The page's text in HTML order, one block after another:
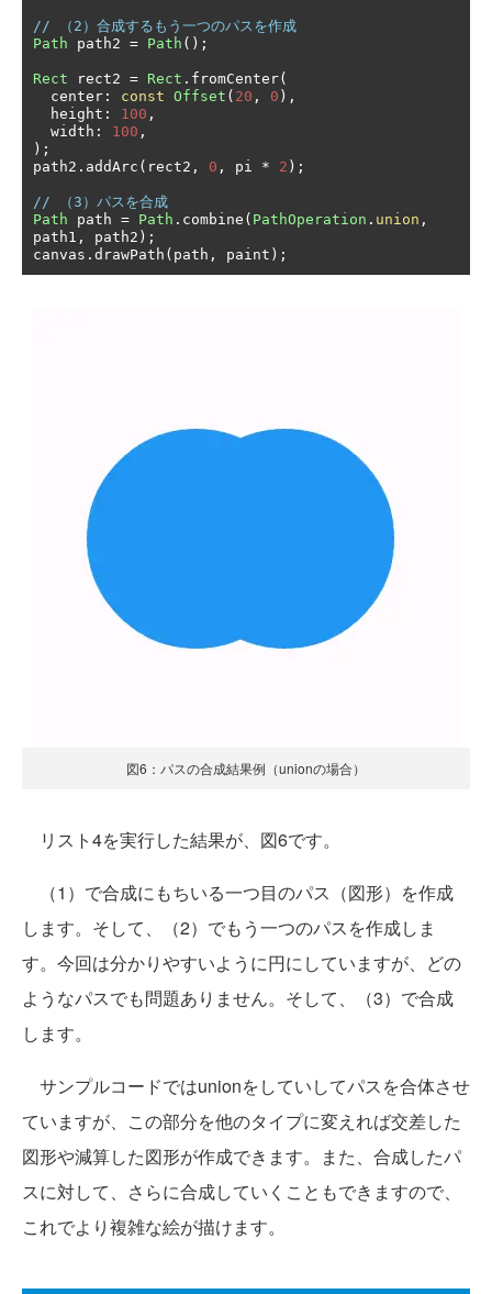
// （2）合成するもう一つのパスを作成
Path path2 = Path ();
Rect rect2 = Rect . fromCenter(
  center
: const Offset ( 20 , 0 ),
  height
: 100 ,
  width
: 100 ,
);
path2 . addArc ( rect2 , 0 , pi * 2 );
// （3）パスを合成
Path path = Path . combine ( PathOperation . union ,
path1 , path2 );
canvas . drawPath ( path , paint );
図6：パスの合成結果例（unionの場合）
リスト4を実行した結果が、図6です。
（1）で合成にもちいる一つ目のパス（図形）を作成
します。そして、（2）でもう一つのパスを作成しま
す。今回は分かりやすいように円にしていますが、どの
ようなパスでも問題ありません。そして、（3）で合成
します。
サンプルコードではunionをしていしてパスを合体させ
ていますが、この部分を他のタイプに変えれば交差した
図形や減算した図形が作成できます。また、合成したパ
スに対して、さらに合成していくこともできますので、
これでより複雑な絵が描けます。